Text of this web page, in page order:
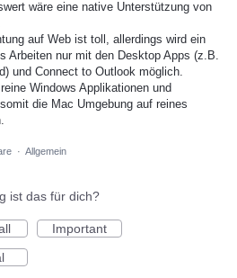
wäre eine native Unterstützung von
auf Web ist toll, allerdings wird ein
Arbeiten nur mit den Desktop Apps (z.B.
und Connect to Outlook möglich.
Windows Applikationen und
die Mac Umgebung auf reines
· Allgemein
ist das für dich?
Important